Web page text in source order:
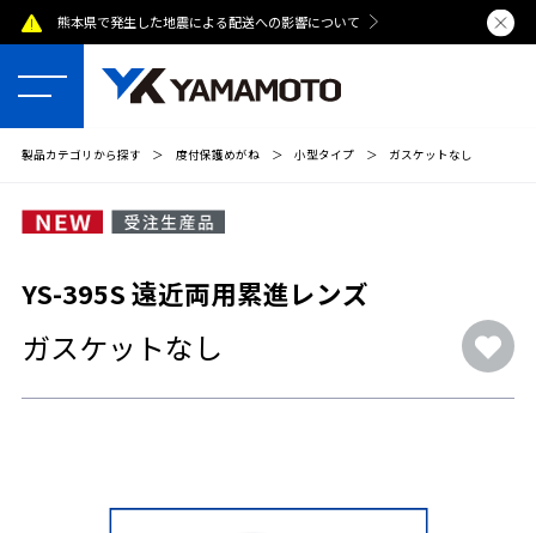
熊本県で発生した地震による配送への影響について 夏季休業
製品カテゴリから探す ＞ 度付保護めがね ＞ 小型タイプ ＞ ガスケットなし
YS-395S 遠近両用累進レンズ
ガスケットなし